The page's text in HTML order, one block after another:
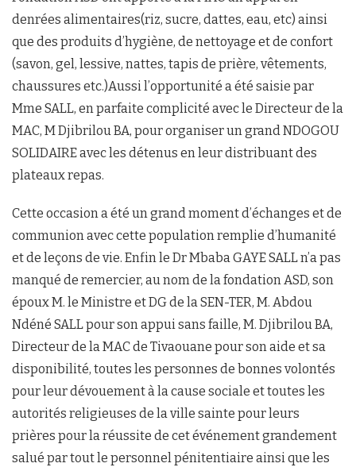
denrées alimentaires(riz, sucre, dattes, eau, etc) ainsi
que des produits d’hygiène, de nettoyage et de confort
(savon, gel, lessive, nattes, tapis de prière, vêtements,
chaussures etc.)Aussi l’opportunité a été saisie par
Mme SALL, en parfaite complicité avec le Directeur de la
MAC, M Djibrilou BA, pour organiser un grand NDOGOU
SOLIDAIRE avec les détenus en leur distribuant des
plateaux repas.
Cette occasion a été un grand moment d’échanges et de
communion avec cette population remplie d’humanité
et de leçons de vie. Enfin le Dr Mbaba GAYE SALL n’a pas
manqué de remercier, au nom de la fondation ASD, son
époux M. le Ministre et DG de la SEN-TER, M. Abdou
Ndéné SALL pour son appui sans faille, M. Djibrilou BA,
Directeur de la MAC de Tivaouane pour son aide et sa
disponibilité, toutes les personnes de bonnes volontés
pour leur dévouement à la cause sociale et toutes les
autorités religieuses de la ville sainte pour leurs
prières pour la réussite de cet événement grandement
salué par tout le personnel pénitentiaire ainsi que les